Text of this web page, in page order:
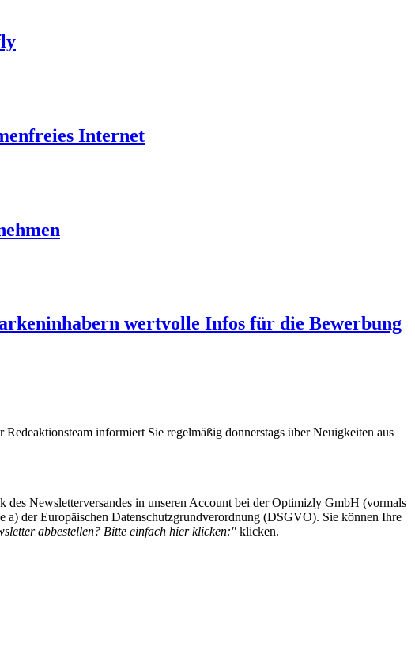
Internet
wertvolle Infos für die Bewerbung
informiert Sie regelmäßig donnerstags über Neuigkeiten aus
Newsletterversandes in unseren Account bei der Optimizly GmbH (vormals
der Europäischen Datenschutzgrundverordnung (DSGVO). Sie können Ihre
abbestellen? Bitte einfach hier klicken:" klicken.